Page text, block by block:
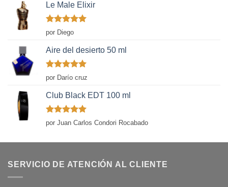
Le Male Elixir
Valorado
con
de 5
por Diego
Aire del desierto 50 ml
Valorado
con
por Darío cruz
Club Black EDT 100 ml
Valorado
con
por Juan Carlos Condori Rocabado
SERVICIO DE ATENCIÓN AL CLIENTE